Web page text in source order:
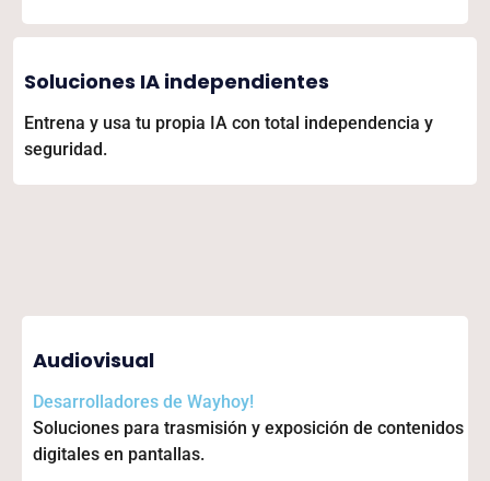
Soluciones IA independientes
Entrena y usa tu propia IA con total independencia y
seguridad.
Audiovisual
Desarrolladores de Wayhoy!
Soluciones para trasmisión y exposición de contenidos
digitales en pantallas.